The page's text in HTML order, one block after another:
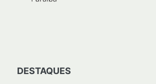
DESTAQUES